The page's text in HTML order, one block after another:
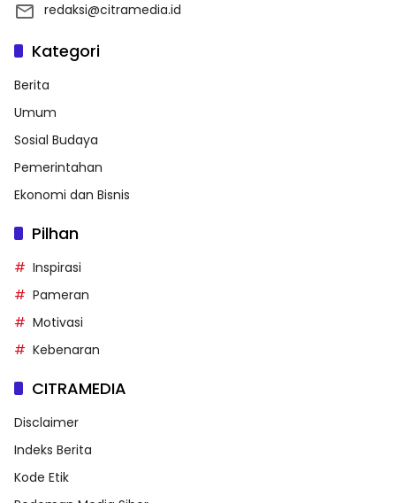
redaksi@citramedia.id
Kategori
Berita
Umum
Sosial Budaya
Pemerintahan
Ekonomi dan Bisnis
Pilhan
Inspirasi
Pameran
Motivasi
Kebenaran
CITRAMEDIA
Disclaimer
Indeks Berita
Kode Etik